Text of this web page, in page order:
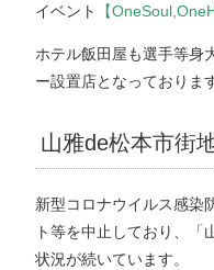
イベント 【
ホテル飯田屋も選手等身
ー設置店となっておりま
山雅de松本市街
新型コロナウイルス感染
ト等を中止しており、「
状況が続いています。